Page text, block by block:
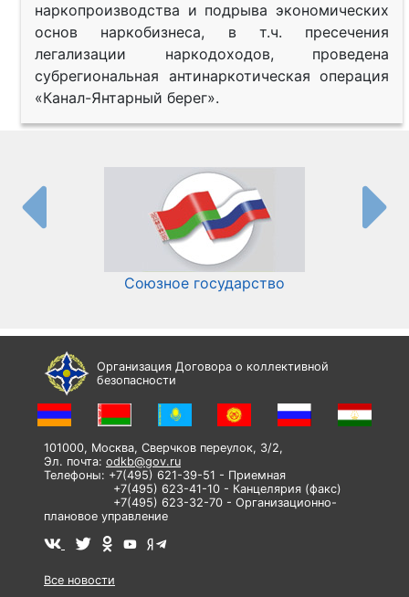
наркопроизводства и подрыва экономических
основ наркобизнеса, в т.ч. пресечения
легализации наркодоходов, проведена
субрегиональная антинаркотическая операция
«Канал-Янтарный берег».
Союзное государство
Организация Договора о коллективной
безопасности
101000, Москва, Сверчков переулок, 3/2,
Эл. почта: odkb@gov.ru
Телефоны: +7(495) 621-39-51 - Приемная
+7(495) 623-41-10 - Канцелярия (факс)
+7(495) 623-32-70 - Организационно-
плановое управление
Все новости